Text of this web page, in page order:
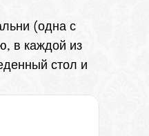
(одна с
в каждой из
стол и